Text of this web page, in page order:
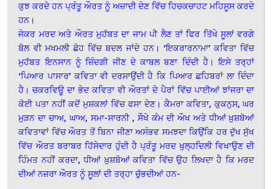
ਕੁਝ ਕਰਦੇ ਹਨ ਪ੍ਰੰਤੂ ਔਰਤ ਨੂੰ ਅਜ਼ਾਦੀ ਦੇਣ ਵਿੱਚ ਹਿਚਕਚਾਹਟ ਮਹਿਸੂਸ ਕਰਦੇ
ਹਨ।
ਜੇਕਰ ਮਰਦ ਅਤੇ ਔਰਤ ਮੁਹੱਬਤ ਦਾ ਜਾਮ ਪੀ ਲੈਣ ਤਾਂ ਫਿਰ ਤਿੱਖੇ ਸੂਲਾਂ ਵਰਗੇ
ਬੋਲ ਵੀ ਮਖਮਲੀ ਛੋਹ ਵਿੱਚ ਬਦਲ ਜਾਂਦੇ ਹਨ। ‘ਇਕਰਾਰਨਾਮਾ’ ਕਵਿਤਾ ਵਿੱਚ
ਮੁਹੱਬਤ ਇਨਸਾਨ ਨੂੰ ਜ਼ਿੰਦਗੀ ਜੀਣ ਦੇ ਕਾਬਲ ਬਣਾ ਦਿੰਦੀ ਹੈ। ਇਸੇ ਤਰ੍ਹਾਂ
‘ਪਿਆਰ ਪਾਸਾਰ’ ਕਵਿਤਾ ਵੀ ਦਰਸਾਉਂਦੀ ਹੈ ਕਿ ਪਿਆਰ ਛਹਿਬਰਾਂ ਲਾ ਦਿੰਦਾ
ਹੈ। ਚਕਰਵਿਊ ਦਾ ਭੇਦ ਕਵਿਤਾ ਵੀ ਔਰਤਾਂ ਦੇ ਪੈਰਾਂ ਵਿੱਚ ਪਾਈਆਂ ਝਾਂਜਰਾ ਦਾ
ਕੋਈ ਪਤਾ ਨਹੀਂ ਕਦੋਂ ਮੁਸ਼ਕਲਾਂ ਵਿੱਚ ਫਸਾ ਦੇਣ। ਕੈਮਰਾ ਕਵਿਤਾ, ਕੁਕਨੁਸ, ਘਰ
ਮੁੜਨ ਦਾ ਚਾਅ, ਘਾਅ, ਸਮਾ-ਸਾਰਨੀ , ਸੌਖੇ ਕੰਮ ਦੀ ਔਖ ਅਤੇ ਧੀਆਂ ਖ਼ੁਸ਼ਬੋਆਂ
ਕਵਿਤਾਵਾਂ ਵਿੱਚ ਔਰਤ ਤੋਂ ਬਿਨਾ ਜੀਣਾ ਅਸੰਭਵ ਸਮਝਦਾ ਕਿਉਂਕਿ ਹਰ ਦੁੱਖ ਸੁੱਖ
ਵਿੱਚ ਔਰਤ ਬਰਾਬਰ ਹਿੱਸੇਦਾਰ ਹੁੰਦੀ ਹੈ ਪ੍ਰੰਤੂ ਮਰਦ ਖੁਲ੍ਹਦਿਲੀ ਵਿਖਾਉਣ ਦੀ
ਹਿੰਮਤ ਨਹੀਂ ਕਰਦਾ, ਧੀਆਂ ਖ਼ੁਸ਼ਬੋਆਂ ਕਵਿਤਾ ਵਿੱਚ ਉਹ ਲਿਖਦਾ ਹੈ ਕਿ ਮਰਦ
ਦੀਆਂ ਨਜ਼ਰਾ ਔਰਤ ਨੂੰ ਸੂਲਾਂ ਦੀ ਤਰ੍ਹਾ ਚੁੱਭਦੀਆਂ ਹਨ-